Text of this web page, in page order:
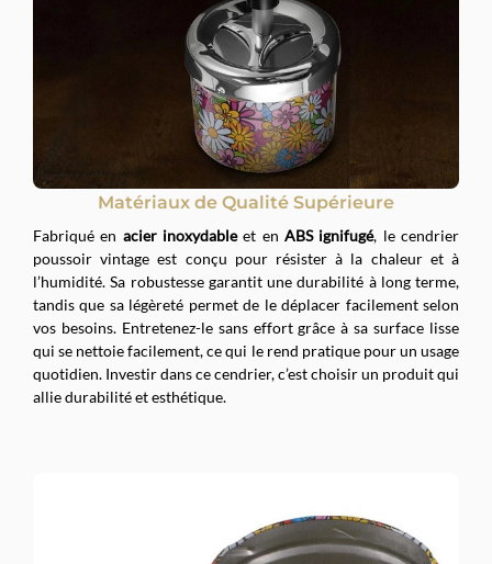
Matériaux de Qualité Supérieure
Fabriqué en acier inoxydableet enABS ignifugé, le cendrier
poussoir vintage est conçu pour résister à la chaleur et à
l’humidité. Sa robustesse garantit une durabilité à long terme,
tandis que sa légèreté permet de le déplacer facilement selon
vos besoins. Entretenez-le sans effort grâce à sa surface lisse
qui se nettoie facilement, ce qui le rend pratique pour un usage
quotidien. Investir dans ce cendrier, c’est choisir un produit qui
allie durabilité et esthétique.